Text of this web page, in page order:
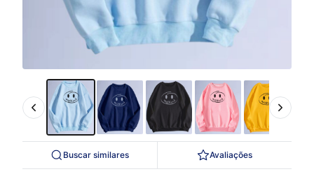
Buscar similares Avaliações